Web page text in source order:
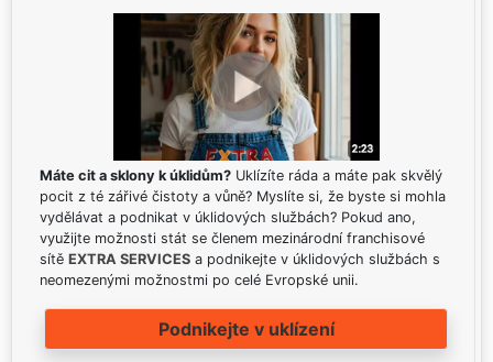
Máte cit a sklony k úklidům? Uklízíte ráda a máte pak skvělý
pocit z té zářivé čistoty a vůně? Myslíte si, že byste si mohla
vydělávat a podnikat v úklidových službách? Pokud ano,
využijte možnosti stát se členem mezinárodní franchisové
sítě EXTRA SERVICES a podnikejte v úklidových službách s
neomezenými možnostmi po celé Evropské unii.
Podnikejte v uklízení